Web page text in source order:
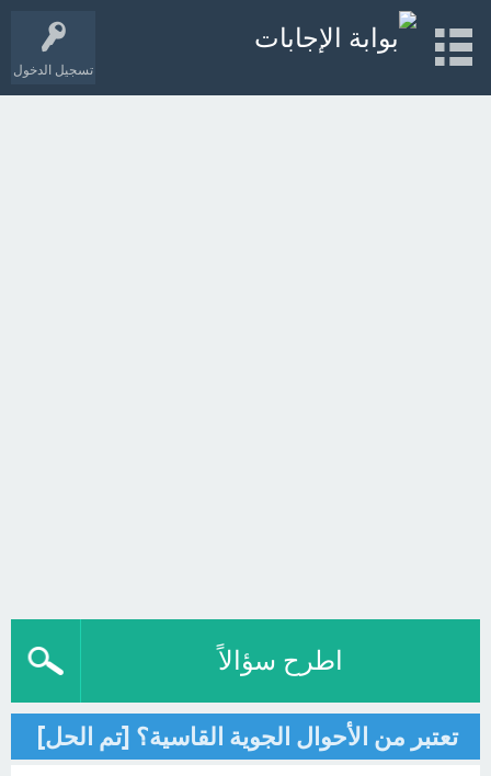
تسجيل الدخول
اطرح سؤالاً
تعتبر من الأحوال الجوية القاسية؟ [تم الحل]